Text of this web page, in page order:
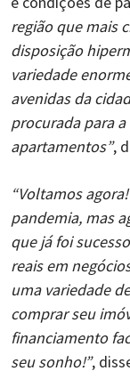
região que mais
disposição
variedade
avenidas da
procurada para
apartamentos”,
“Voltamos
pandemia, mas
que já foi
reais em
uma variedade
comprar seu
financiamento
seu sonho!”,